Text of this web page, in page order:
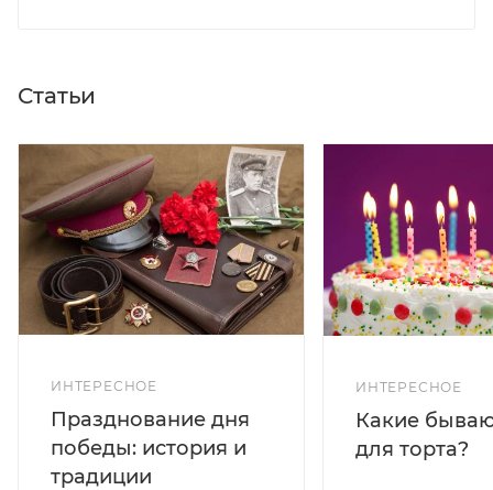
Статьи
ИНТЕРЕСНОЕ
Празднование дня
победы: история и
традиции
ИНТЕРЕСНОЕ
Какие
для торта?